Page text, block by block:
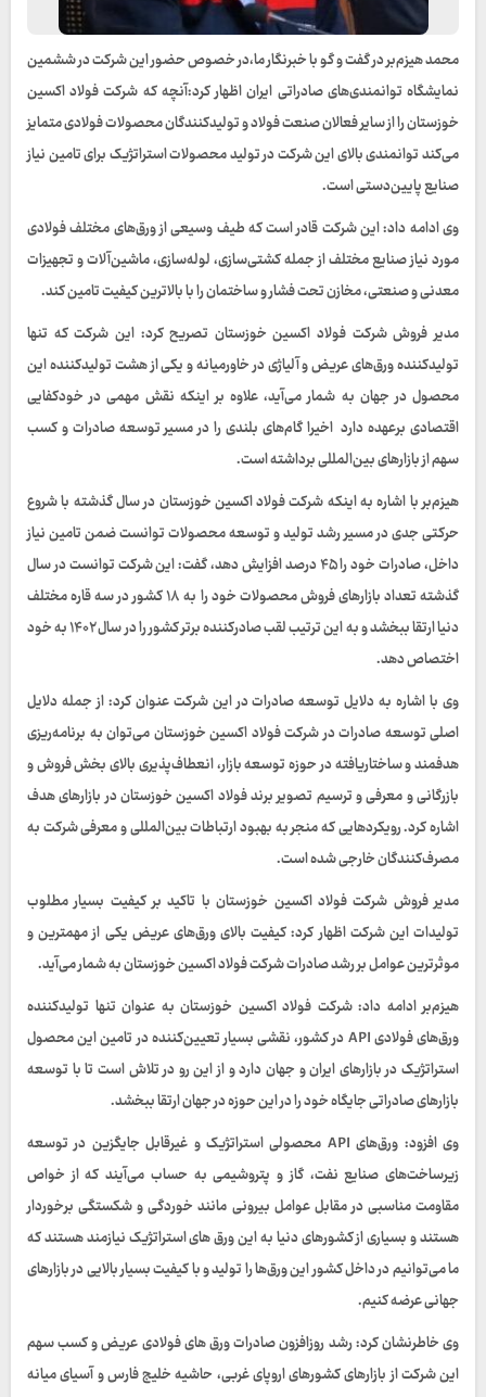
محمد هیزم‌بر در گفت و گو با خبرنگار ما،در خصوص حضور این شرکت در ششمین
نمایشگاه توانمندی‌های صادراتی ایران اظهار کرد:آنچه که شرکت فولاد اکسین
خوزستان را از سایر فعالان صنعت فولاد و تولیدکنندگان محصولات فولادی متمایز
می‌کند توانمندی بالای این شرکت در تولید محصولات استراتژیک برای تامین نیاز
صنایع پایین‌دستی است.
وی ادامه داد: این شرکت قادر است که طیف وسیعی از ورق‌های مختلف فولادی
مورد نیاز صنایع مختلف از جمله کشتی‌سازی، لوله‌سازی، ماشین‌آلات و تجهیزات
معدنی و صنعتی، مخازن تحت فشار و ساختمان را با بالاترین کیفیت تامین کند.
مدیر فروش شرکت فولاد اکسین خوزستان تصریح کرد: این شرکت که تنها
تولیدکننده ورق‌های عریض و آلیاژی در خاورمیانه و یکی از هشت تولیدکننده این
محصول در جهان به شمار می‌آید، علاوه بر اینکه نقش مهمی در خودکفایی
اقتصادی برعهده دارد اخیرا گام‌های بلندی را در مسیر توسعه صادرات و کسب
سهم از بازارهای بین‌المللی برداشته است.
هیزم‌بر با اشاره به اینکه شرکت فولاد اکسین خوزستان در سال گذشته با شروع
حرکتی جدی در مسیر رشد تولید و توسعه محصولات توانست ضمن تامین نیاز
داخل، صادرات خود را ۴۵ درصد افزایش دهد، گفت: این شرکت توانست در سال
گذشته تعداد بازارهای فروش محصولات خود را به ۱۸ کشور در سه قاره مختلف
دنیا ارتقا ببخشد و به این ترتیب لقب صادرکننده برتر کشور را در سال ۱۴۰۲ به خود
اختصاص دهد.
وی با اشاره به دلایل توسعه صادرات در این شرکت عنوان کرد: از جمله دلایل
اصلی توسعه صادرات در شرکت فولاد اکسین خوزستان می‌توان به برنامه‌ریزی
هدفمند و ساختاریافته در حوزه توسعه بازار، انعطاف‌پذیری بالای بخش فروش و
بازرگانی و معرفی و ترسیم تصویر برند فولاد اکسین خوزستان در بازارهای هدف
اشاره کرد. رویکردهایی که منجر به بهبود ارتباطات بین‌المللی و معرفی شرکت به
مصرف‌کنندگان خارجی شده است.
مدیر فروش شرکت فولاد اکسین خوزستان با تاکید بر کیفیت بسیار مطلوب
تولیدات این شرکت اظهار کرد: کیفیت بالای ورق‌های عریض یکی از مهمترین و
موثرترین عوامل بر رشد صادرات شرکت فولاد اکسین خوزستان به شمار می‌آید.
هیزم‌بر ادامه داد: شرکت فولاد اکسین خوزستان به عنوان تنها تولیدکننده
ورق‌‎های فولادی API در کشور، نقشی بسیار تعیین‌کننده‌ در تامین این محصول
استراتژیک در بازارهای ایران و جهان دارد و از این رو در تلاش است تا با توسعه
بازارهای صادراتی جایگاه خود را در این حوزه در جهان ارتقا ببخشد.
وی افزود: ورق‌های API محصولی استراتژیک و غیرقابل جایگزین در توسعه
زیرساخت‌های صنایع نفت، گاز و پتروشیمی به حساب می‌آیند که از خواص
مقاومت مناسبی در مقابل عوامل بیرونی مانند خوردگی و شکستگی برخوردار
هستند و بسیاری از کشورهای دنیا به این ورق های استراتژیک نیازمند هستند که
ما می‌توانیم در داخل کشور این ورق‌ها را تولید و با کیفیت بسیار بالایی در بازارهای
جهانی عرضه کنیم.
وی خاطرنشان کرد: رشد روزافزون صادرات ورق های فولادی عریض و کسب سهم
این شرکت از بازارهای کشورهای اروپای غربی، حاشیه خلیج فارس و آسیای میانه